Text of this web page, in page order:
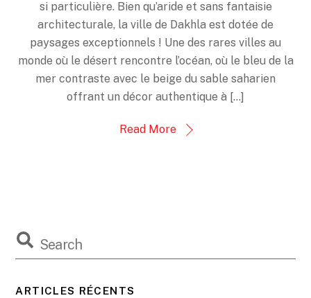
si particulière. Bien qu’aride et sans fantaisie
architecturale, la ville de Dakhla est dotée de
paysages exceptionnels ! Une des rares villes au
monde où le désert rencontre l’océan, où le bleu de la
mer contraste avec le beige du sable saharien
offrant un décor authentique à […]
Read More
ARTICLES RÉCENTS